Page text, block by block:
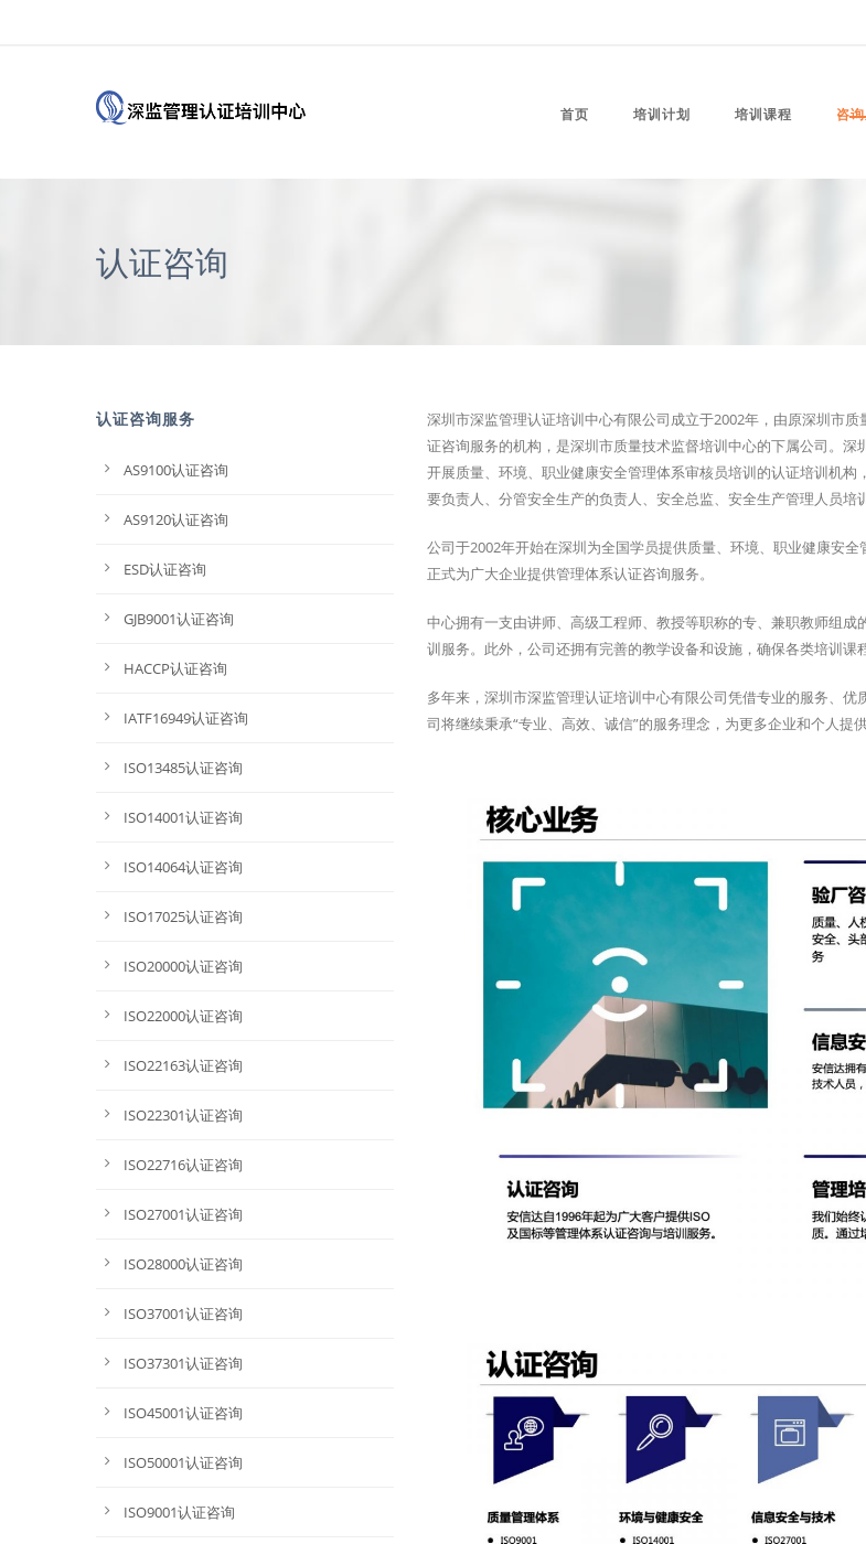
首页 培训计划 培训课程 咨
认证咨询
深圳市深监管理认证培训中心有限公司成立于2002年，由原深圳市
证咨询服务的机构，是深圳市质量技术监督培训中心的下属公司。
开展质量、环境、职业健康安全管理体系审核员培训的认证培训机
要负责人、分管安全生产的负责人、安全总监、安全生产管理人员培
公司于2002年开始在深圳为全国学员提供质量、环境、职业健康安
正式为广大企业提供管理体系认证咨询服务。
中心拥有一支由讲师、高级工程师、教授等职称的专、兼职教师组
训服务。此外，公司还拥有完善的教学设备和设施，确保各类培训课
多年来，深圳市深监管理认证培训中心有限公司凭借专业的服务、
司将继续秉承“专业、高效、诚信”的服务理念，为更多企业和个人提
认证咨询服务
AS9100认证咨询
AS9120认证咨询
ESD认证咨询
GJB9001认证咨询
HACCP认证咨询
IATF16949认证咨询
ISO13485认证咨询
ISO14001认证咨询
ISO14064认证咨询
ISO17025认证咨询
ISO20000认证咨询
ISO22000认证咨询
ISO22163认证咨询
ISO22301认证咨询
ISO22716认证咨询
ISO27001认证咨询
ISO28000认证咨询
ISO37001认证咨询
ISO37301认证咨询
ISO45001认证咨询
ISO50001认证咨询
ISO9001认证咨询